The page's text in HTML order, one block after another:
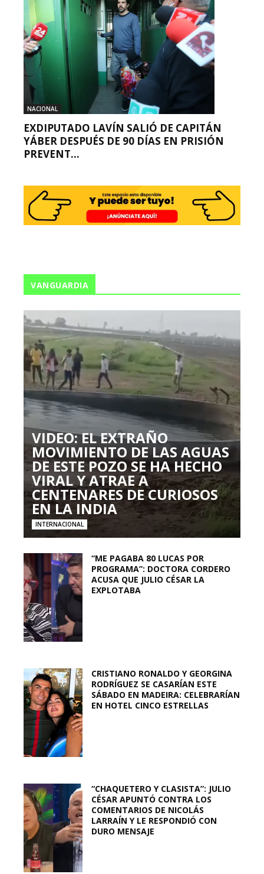
NACIONAL
EXDIPUTADO LAVÍN SALIÓ DE CAPITÁN
YÁBER DESPUÉS DE 90 DÍAS EN PRISIÓN
PREVENT...
VANGUARDIA
VIDEO: EL EXTRAÑO
MOVIMIENTO DE LAS AGUAS
DE ESTE POZO SE HA HECHO
VIRAL Y ATRAE A
CENTENARES DE CURIOSOS
EN LA INDIA
INTERNACIONAL
“ME PAGABA 80 LUCAS POR
PROGRAMA”: DOCTORA CORDERO
ACUSA QUE JULIO CÉSAR LA
EXPLOTABA
CRISTIANO RONALDO Y GEORGINA
RODRÍGUEZ SE CASARÍAN ESTE
SÁBADO EN MADEIRA: CELEBRARÍAN
EN HOTEL CINCO ESTRELLAS
“CHAQUETERO Y CLASISTA”: JULIO
CÉSAR APUNTÓ CONTRA LOS
COMENTARIOS DE NICOLÁS
LARRAÍN Y LE RESPONDIÓ CON
DURO MENSAJE